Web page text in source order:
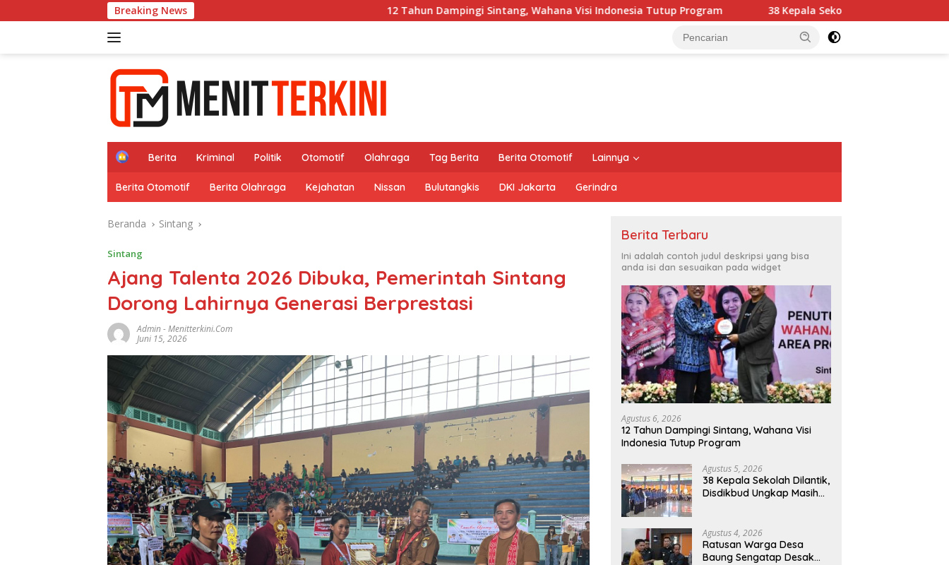
ke
Breaking News 12 Tahun Dampingi Sintang, Wahana Visi Indonesia Tutup Program 38 Kepala Sekolah Dilantik, Disdikbud Ungkap Masih
H
m
e
Berita Kriminal Politik Otomotif Olahraga Tag Berita Berita Otomotif Lainnya
Berita Otomotif Berita Olahraga Kejahatan Nissan Bulutangkis DKI Jakarta Gerindra
Beranda Sintang
Sintang
Ajang Talenta 2026 Dibuka, Pemerintah Sintang
Dorong Lahirnya Generasi Berprestasi
Admin-Menitterkini.com
Juni 15, 2026
Berita Terbaru
Ini adalah contoh judul deskripsi yang bisa
anda isi dan sesuaikan pada widget
Agustus 6, 2026
12 Tahun Dampingi Sintang, Wahana Visi
Indonesia Tutup Program
Agustus 5, 2026
38 Kepala Sekolah Dilantik,
Disdikbud Ungkap Masih
Agustus 4, 2026
Ratusan Warga Desa
Baung Sengatap Desak